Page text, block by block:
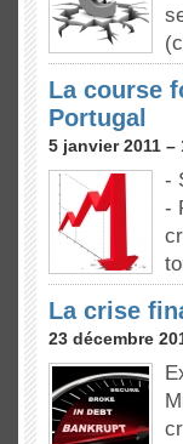
La course
Portugal
5 janvier 2011 –
-
-
La crise
23 décembre